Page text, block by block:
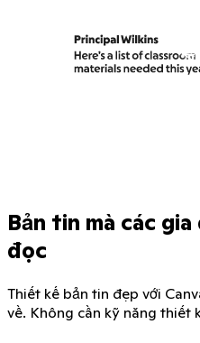
Bản tin mà các
đọc
Thiết kế bản tin đẹp với
về. Không cần kỹ năng thiết